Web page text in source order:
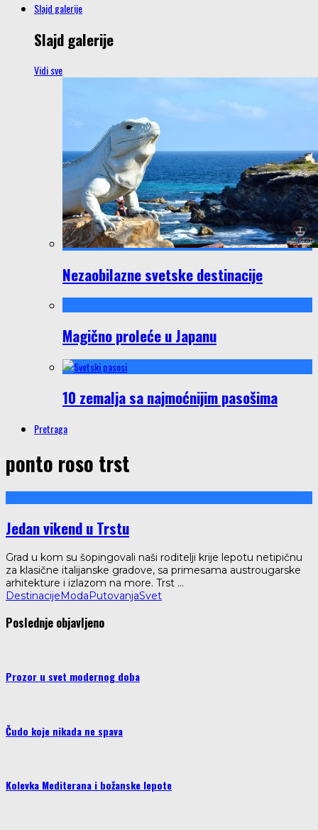
Slajd galerije
Slajd galerije
Vidi sve
Nezaobilazne svetske destinacije
Magično proleće u Japanu
10 zemalja sa najmoćnijim pasošima
Pretraga
ponto roso trst
Jedan vikend u Trstu
Grad u kom su šopingovali naši roditelji krije lepotu netipičnu
za klasične italijanske gradove, sa primesama austrougarske
arhitekture i izlazom na more. Trst ...
DestinacijeModaPutovanjaSvet
Poslednje objavljeno
Prozor u svet modernog doba
Čudo koje nikada ne spava
Kolevka Mediterana i božanske lepote